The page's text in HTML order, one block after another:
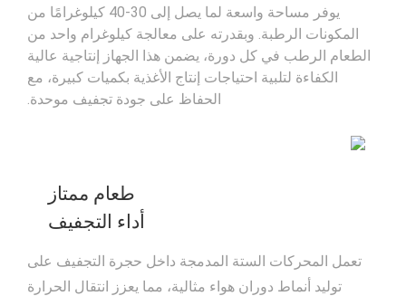
يوفر مساحة واسعة لما يصل إلى 30-40 كيلوغرامًا من
المكونات الرطبة. وبقدرته على معالجة كيلوغرام واحد من
الطعام الرطب في كل دورة، يضمن هذا الجهاز إنتاجية عالية
الكفاءة لتلبية احتياجات إنتاج الأغذية بكميات كبيرة، مع
الحفاظ على جودة تجفيف موحدة.
طعام ممتاز
أداء التجفيف
تعمل المحركات الستة المدمجة داخل حجرة التجفيف على
توليد أنماط دوران هواء مثالية، مما يعزز انتقال الحرارة